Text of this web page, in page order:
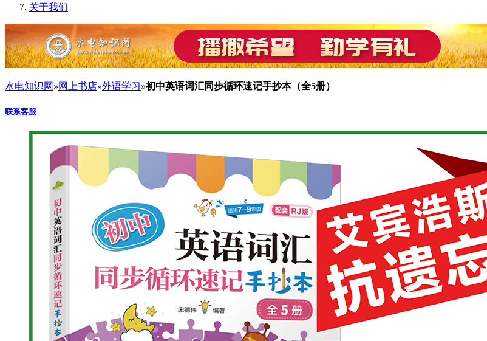
关于我们
水电知识网 »网上书店»外语学习»初中英语词汇同步循环速记手抄本（全5册）
联系客服